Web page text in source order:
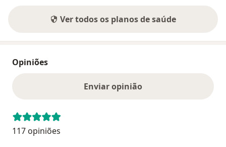
Ver todos os planos de saúde
Opiniões
Enviar opinião
117 opiniões